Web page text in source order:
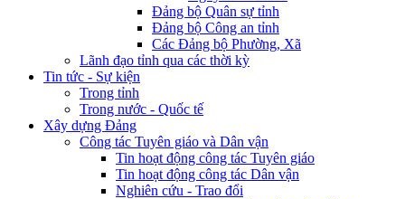
Đảng bộ Quân sự tỉnh
Đảng bộ Công an tỉnh
Các Đảng bộ Phường, Xã
Lãnh đạo tỉnh qua các thời kỳ
Tin tức - Sự kiện
Trong tỉnh
Trong nước - Quốc tế
Xây dựng Đảng
Công tác Tuyên giáo và Dân vận
Tin hoạt động công tác Tuyên giáo
Tin hoạt động công tác Dân vận
Nghiên cứu - Trao đổi